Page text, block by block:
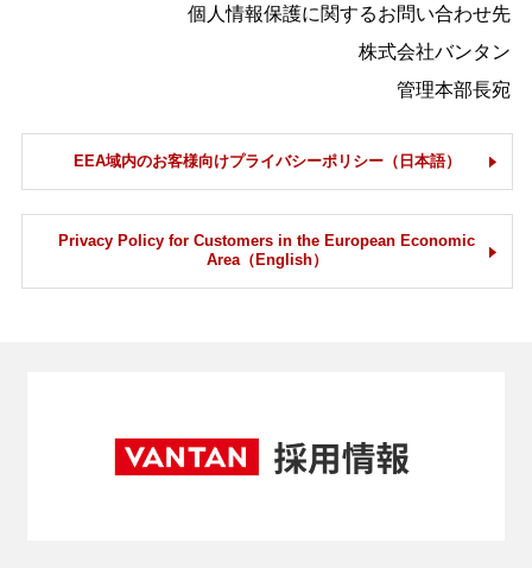
個人情報保護に関するお問い合わせ先
株式会社バンタン
管理本部長宛
EEA域内のお客様向けプライバシーポリシー（日本語）
Privacy Policy for Customers in the European Economic
Area（English）